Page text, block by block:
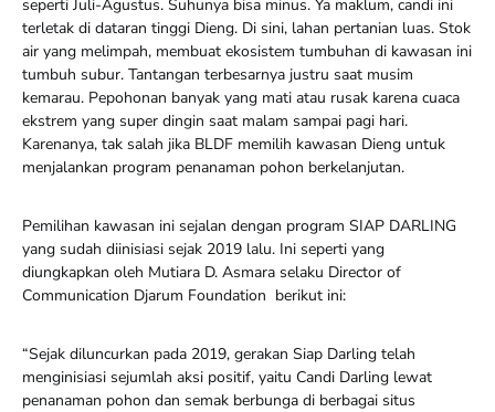
seperti Juli-Agustus. Suhunya bisa minus. Ya maklum, candi ini
terletak di dataran tinggi Dieng. Di sini, lahan pertanian luas. Stok
air yang melimpah, membuat ekosistem tumbuhan di kawasan ini
tumbuh subur. Tantangan terbesarnya justru saat musim
kemarau. Pepohonan banyak yang mati atau rusak karena cuaca
ekstrem yang super dingin saat malam sampai pagi hari.
Karenanya, tak salah jika BLDF memilih kawasan Dieng untuk
menjalankan program penanaman pohon berkelanjutan.
Pemilihan kawasan ini sejalan dengan program SIAP DARLING
yang sudah diinisiasi sejak 2019 lalu. Ini seperti yang
diungkapkan oleh Mutiara D. Asmara selaku Director of
Communication Djarum Foundation berikut ini:
“Sejak diluncurkan pada 2019, gerakan Siap Darling telah
menginisiasi sejumlah aksi positif, yaitu Candi Darling lewat
penanaman pohon dan semak berbunga di berbagai situs